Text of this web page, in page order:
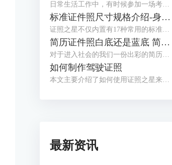
日常生活工作中，有时候参加一场考试或者办理一个证件都需要本人的免冠照片，那么，免冠照片是什么意思，免冠照片是什么底，这些你知道吗？今天小编就和大家分享一下。
标准证件照尺寸规格介绍-身份证，护照，美国签证
证照之星不仅内置有17种常用的标准证件照规格模板，还可以自定义设置任意标准证件照尺寸规格，能够支持所有的标准证件照尺寸规格的制作处理。
简历证件照白底还是蓝底 简历证件照尺寸一般多大
对于进入社会的我们一份出彩的简历是我们找一份满意的工作的前提，在简历中除了让HR关注的个人履历介绍外，就属简历证件照更能体现一个人的精神面貌，那么，我们在制作简历时，简历证件照是放白底还是蓝底呢？简历证件照尺寸一般多大呢？
如何制作驾驶证照
本文主要介绍了如何使用证照之星来制作驾驶证照片，详细介绍了从照片导入、照片修改到最后打印出标准驾驶证照的步骤。
最新资讯